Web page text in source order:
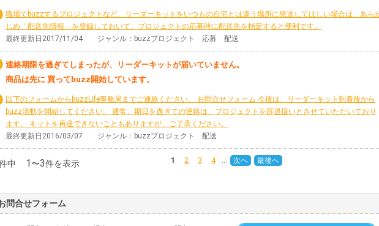
職場でbuzzするプロジェクトなど、リーダーキットをいつもの自宅とは違う場所に発送してほしい場合は、あら
じめ「配送先情報」を登録しておいて、プロジェクトの応募時に配送先を指定すると便利です。
最終更新日2017/11/04 ジャンル：buzzプロジェクト 応募 配送
連絡期限を過ぎてしまったが、リーダーキットが届いていません。
商品は先に 買ってbuzz開始しています。
以下のフォームからbuzzLife事務局までご連絡ください。 お問合せフォーム 今後は、リーダーキット到着後から
buzz活動を開始してください。 通常、期日を過ぎての連絡は、プロジェクトを辞退扱いとさせていただいており
ます。 キットを再送できないこともありますが、ご了承ください。
最終更新日2016/03/07 ジャンル：buzzプロジェクト 配送
中 1 〜3件を表示 1 2 3 4 … 次へ 最後へ
問合せフォーム